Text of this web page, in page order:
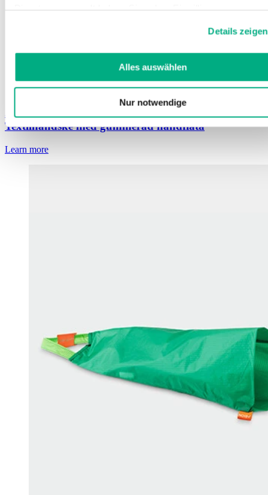
unsererDatenschutzerklärungundImpressum.
Details zeigen
Alles auswählen
Nur notwendige
Juzo specialhandske
Textilhandske med gummerad handflata
Learn more